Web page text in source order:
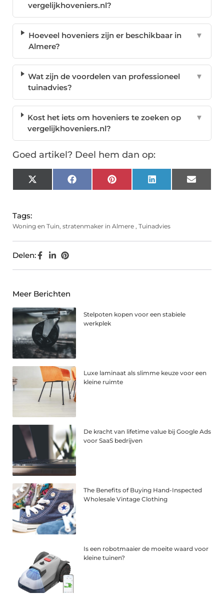
vergelijkhoveniers.nl?
Hoeveel hoveniers zijn er beschikbaar in
Almere?
▼
Wat zijn de voordelen van professioneel
tuinadvies?
▼
Kost het iets om hoveniers te zoeken op
vergelijkhoveniers.nl?
▼
Goed artikel? Deel hem dan op:
X
(Twitter)
FacebookPinterest LinkedIn Email
Tags:
Woning en Tuin, stratenmaker in Almere , Tuinadvies
Delen:
Meer Berichten
Stelpoten kopen voor een stabiele
werkplek
Luxe laminaat als slimme keuze voor een
kleine ruimte
De kracht van lifetime value bij Google Ads
voor SaaS bedrijven
The Benefits of Buying Hand-Inspected
Wholesale Vintage Clothing
Is een robotmaaier de moeite waard voor
kleine tuinen?